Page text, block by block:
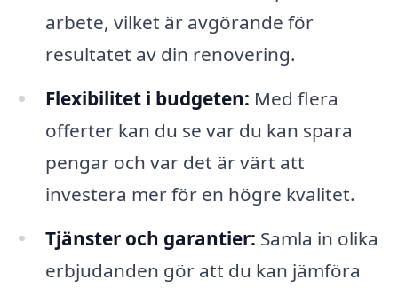
arbete, vilket är avgörande för
resultatet av din renovering.
Flexibilitet i budgeten: Med flera
offerter kan du se var du kan spara
pengar och var det är värt att
investera mer för en högre kvalitet.
Tjänster och garantier: Samla in olika
erbjudanden gör att du kan jämföra